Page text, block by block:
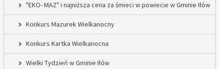
"EKO- MAZ" i najniższa cena za śmieci w powiecie w Gminie Iłów
Konkurs Mazurek Wielkanocny
Konkurs Kartka Wielkanocna
Wielki Tydzień w Gminie Iłów